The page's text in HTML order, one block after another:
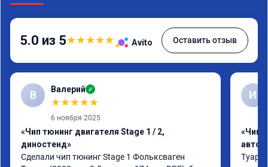
5.0 из 5★★★★★ Avito Оставить отзыв
В Валерий ✓
★★★★★
6 ноября 2025
«Чип тюнинг двигателя Stage 1 / 2,
диностенд»
Сделали чип тюнинг Stage 1 Фольксваген
И
«Чип